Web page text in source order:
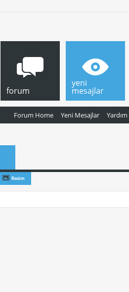
forum
Forum Home Yeni Mesajlar Yardım
yeni
mesajlar
Resim